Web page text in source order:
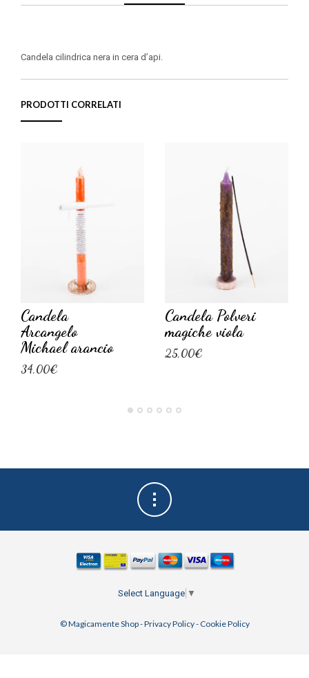
Candela cilindrica nera in cera d’api.
PRODOTTI CORRELATI
Candela
Arcangelo
Michael arancio
34,00€
Candela Polveri
magiche viola
25,00€
Select Language ▼
© Magicamente Shop -Privacy Policy- Cookie Policy